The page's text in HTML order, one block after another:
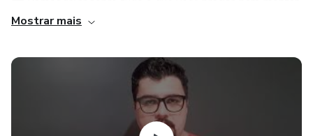
sua estratégia, dicas de ferramentas que usamos e muitas
desde o planejamento à avaliação dos resultados.
“Este produto não garante a obtenção de resultados.
Qualquer referência ao desempenho de uma estratégia não
deve ser interpretada como uma garantia de resultados”
Mostrar mais